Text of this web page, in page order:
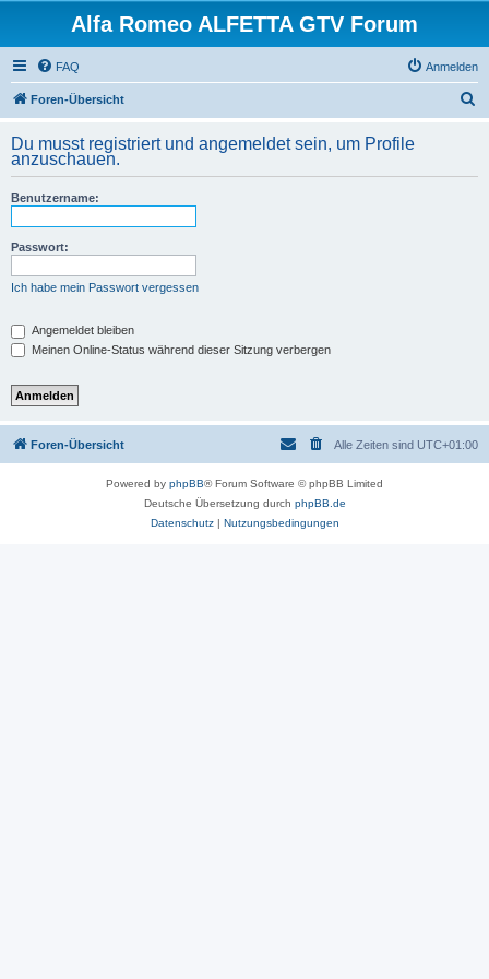
Alfa Romeo ALFETTA GTV Forum
FAQ Anmelden
Foren-Übersicht
h
Du musst registriert und angemeldet sein, um Profile
anzuschauen.
Benutzername:
Passwort:
Ich habe mein Passwort vergessen
Angemeldet bleiben
Meinen Online-Status während dieser Sitzung verbergen
Foren-Übersicht Alle Zeiten sind UTC+01:00
Powered by phpBB® Forum Software © phpBB Limited
Deutsche Übersetzung durch phpBB.de
Datenschutz| Nutzungsbedingungen